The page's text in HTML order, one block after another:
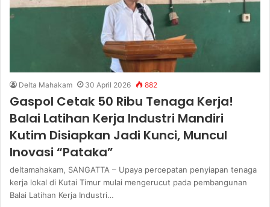
Delta Mahakam 30 April 2026 882
Gaspol Cetak 50 Ribu Tenaga Kerja!
Balai Latihan Kerja Industri Mandiri
Kutim Disiapkan Jadi Kunci, Muncul
Inovasi “Pataka”
deltamahakam, SANGATTA – Upaya percepatan penyiapan tenaga
kerja lokal di Kutai Timur mulai mengerucut pada pembangunan
Balai Latihan Kerja Industri…